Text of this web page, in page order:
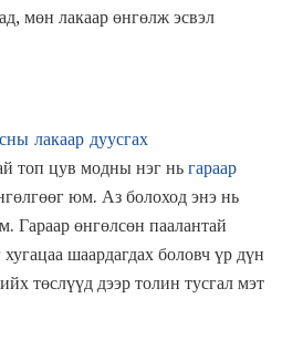
мөн лакаар өнгөлж эсвэл
лакаар дуусгах
топ цув модны нэг нь гараар
юм. Аз болоход энэ нь
Гараар өнгөлсөн паалантай
хугацаа шаардагдах боловч үр дүн
төслүүд дээр толин тусгал мэт